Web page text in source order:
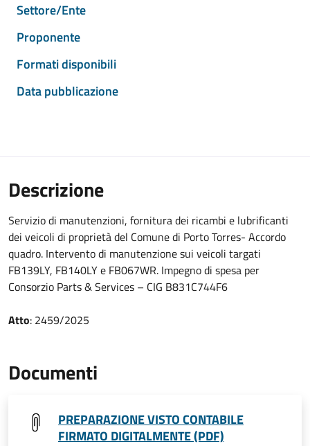
Settore/Ente
Proponente
Formati disponibili
Data pubblicazione
Descrizione
Servizio di manutenzioni, fornitura dei ricambi e lubrificanti
dei veicoli di proprietà del Comune di Porto Torres- Accordo
quadro. Intervento di manutenzione sui veicoli targati
FB139LY, FB140LY e FB067WR. Impegno di spesa per
Consorzio Parts & Services – CIG B831C744F6
Atto: 2459/2025
Documenti
PREPARAZIONE VISTO CONTABILE
FIRMATO DIGITALMENTE (PDF)